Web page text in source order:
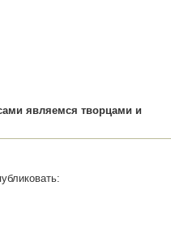
в чём
творцами и